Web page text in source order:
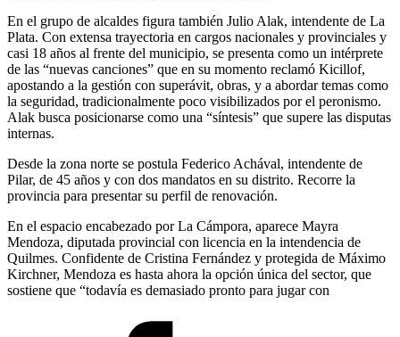
En el grupo de alcaldes figura también Julio Alak, intendente de La
Plata. Con extensa trayectoria en cargos nacionales y provinciales y
casi 18 años al frente del municipio, se presenta como un intérprete
de las “nuevas canciones” que en su momento reclamó Kicillof,
apostando a la gestión con superávit, obras, y a abordar temas como
la seguridad, tradicionalmente poco visibilizados por el peronismo.
Alak busca posicionarse como una “síntesis” que supere las disputas
internas.
Desde la zona norte se postula Federico Achával, intendente de
Pilar, de 45 años y con dos mandatos en su distrito. Recorre la
provincia para presentar su perfil de renovación.
En el espacio encabezado por La Cámpora, aparece Mayra
Mendoza, diputada provincial con licencia en la intendencia de
Quilmes. Confidente de Cristina Fernández y protegida de Máximo
Kirchner, Mendoza es hasta ahora la opción única del sector, que
sostiene que “todavía es demasiado pronto para jugar con